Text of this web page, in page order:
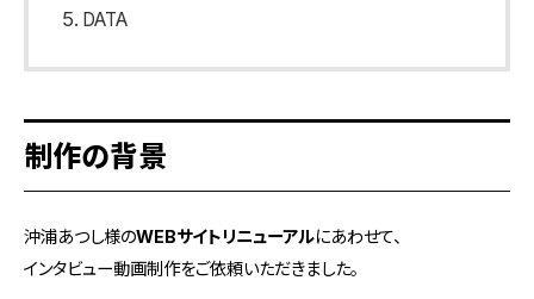
DATA
制作の背景
沖浦あつし様のWEBサイトリニューアルにあわせて、
インタビュー動画制作をご依頼いただきました。